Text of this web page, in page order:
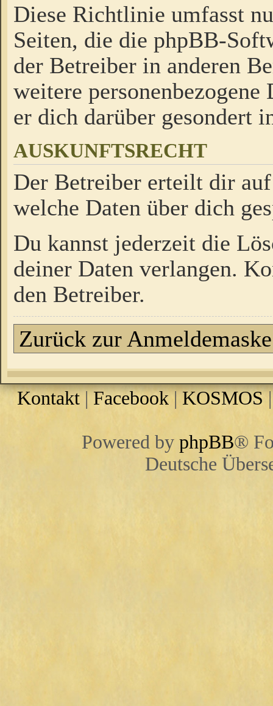
Diese Richtlinie umfasst
Seiten, die die phpBB-
der Betreiber in anderen
weitere
er dich darüber gesondert
AUSKUNFTSRECHT
Der Betreiber erteilt dir
welche Daten über dich
Du kannst jederzeit die
deiner Daten verlangen.
den Betreiber.
Zurück zur Anmeldemaske
Kontakt | Facebook| KOSMOS
Powered by phpBB®
Deutsche